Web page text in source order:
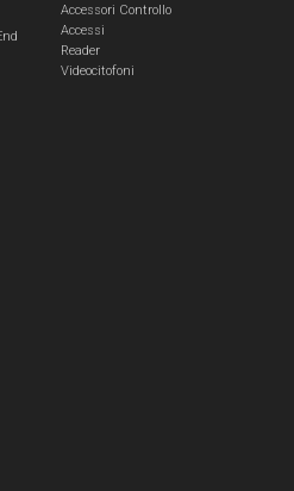
Accessori Controllo
Accessi
Reader
Videocitofoni